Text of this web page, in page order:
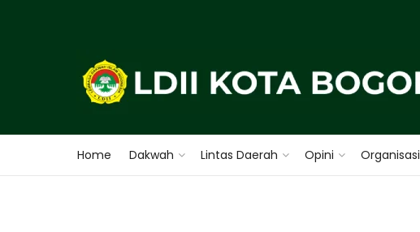
Home Dakwah Lintas Daerah Opini Organisasi